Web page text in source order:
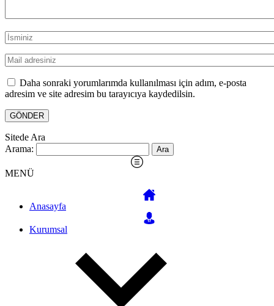
Daha sonraki yorumlarımda kullanılması için adım, e-posta
adresim ve site adresim bu tarayıcıya kaydedilsin.
Sitede Ara
Arama:
MENÜ
Anasayfa
Kurumsal